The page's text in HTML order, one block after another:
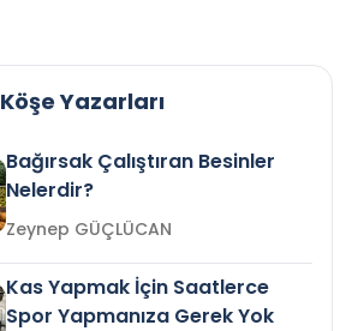
Köşe Yazarları
Bağırsak Çalıştıran Besinler
Nelerdir?
Zeynep GÜÇLÜCAN
Kas Yapmak İçin Saatlerce
Spor Yapmanıza Gerek Yok